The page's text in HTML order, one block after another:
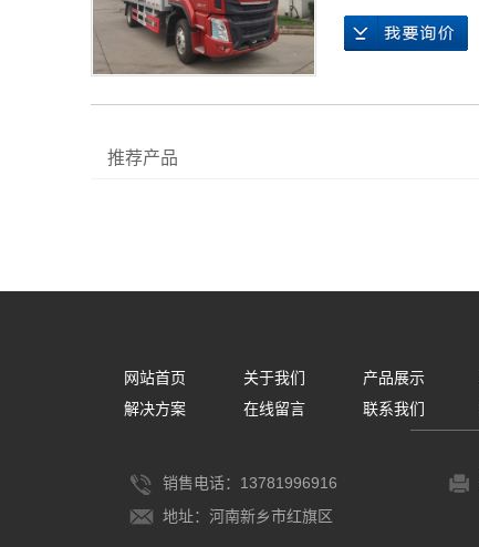
推荐产品
网站首页 关于我们 产品展示
解决方案
在线留言 联系我们
销售电话：13781996916
地址：河南新乡市红旗区